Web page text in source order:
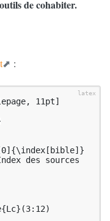
de cohabiter.
:
11pt]
des sources